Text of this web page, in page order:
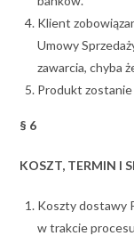
Klient
Umowy
zawarcia, chyba
Produkt zostanie
§ 6
KOSZT, TERMIN I
Koszty dostawy
w trakcie